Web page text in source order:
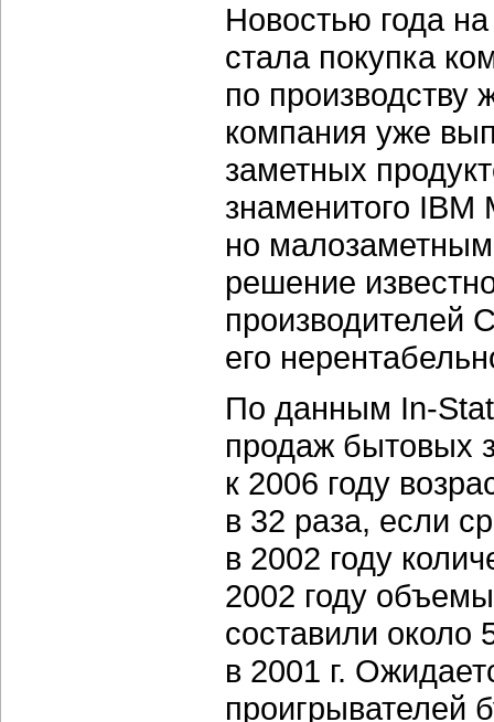
Новостью года
стала покупка
по производству
компания уже
заметных
знаменитого
но
решение
производителей
его
По данным In-
продаж бытовых
к 2006 году
в 32 раза, если
в 2002 году
2002 году
составили
в 2001 г.
проигрывателей